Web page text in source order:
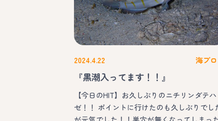
2024.4.22 海ブ
『黒潮入ってます！！』
【今日のHIT】お久しぶりのニチリンダテハ
ゼ！！ ポイントに行けたのも久しぶりでし